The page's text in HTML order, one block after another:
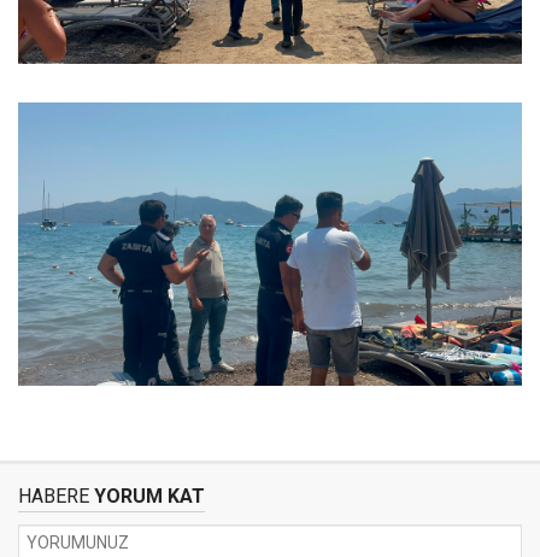
HABERE YORUM KAT